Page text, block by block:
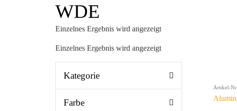
WDE
Einzelnes Ergebnis wird angezeigt
Einzelnes Ergebnis wird angezeigt
Kategorie
Farbe
Artikel-